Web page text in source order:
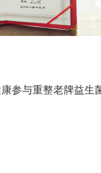
参与重整老牌益生